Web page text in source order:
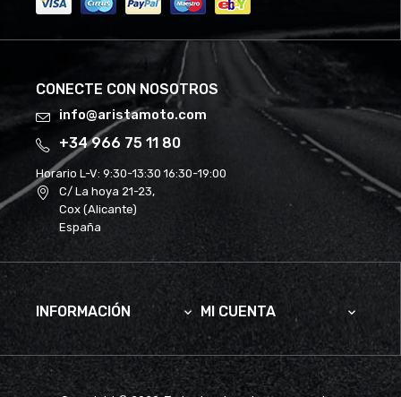
CONECTE CON NOSOTROS
info@aristamoto.com
+34 966 75 11 80
Horario L-V: 9:30-13:30 16:30-19:00
C/ La hoya 21-23,
Cox (Alicante)
España
INFORMACIÓN  MI CUENTA 